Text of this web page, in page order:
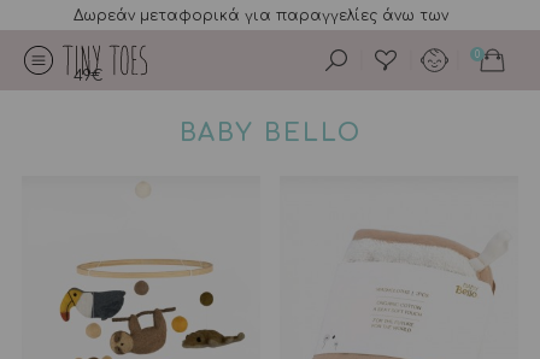
Δωρεάν μεταφορικά για παραγγελίες άνω των
49€
0
BABY BELLO